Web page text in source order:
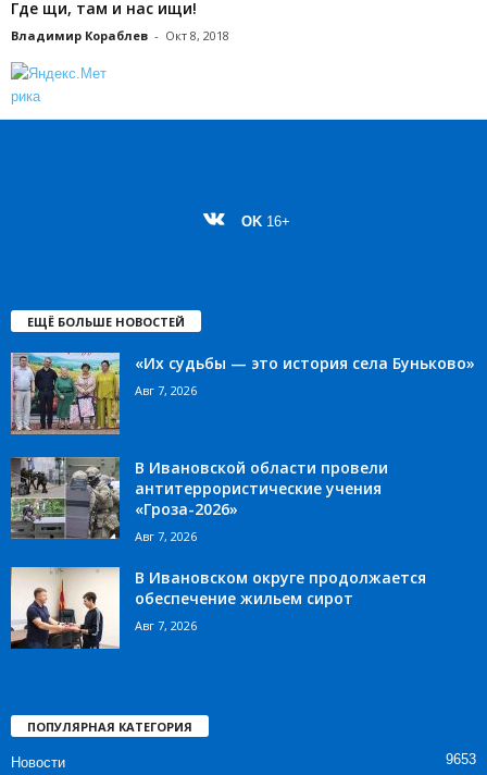
Где щи, там и нас ищи!
Владимир Кораблев - Окт 8, 2018
OK 16+
ЕЩЁ БОЛЬШЕ НОВОСТЕЙ
«Их судьбы — это история села Буньково»
Авг 7, 2026
В Ивановской области провели
антитеррористические учения
«Гроза-2026»
Авг 7, 2026
В Ивановском округе продолжается
обеспечение жильем сирот
Авг 7, 2026
ПОПУЛЯРНАЯ КАТЕГОРИЯ
Новости 9653